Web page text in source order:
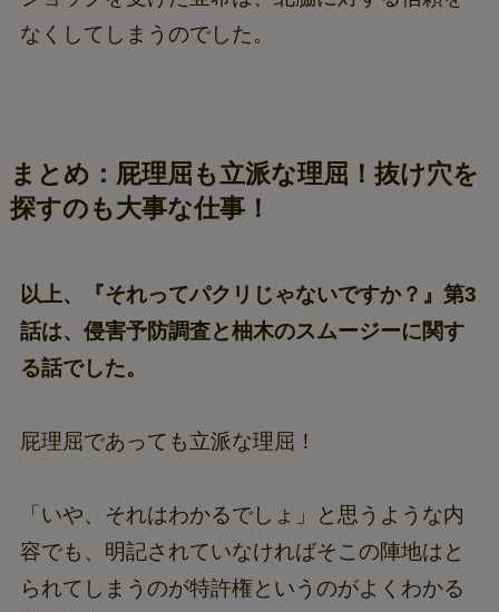
なくしてしまうのでした。
まとめ：屁理屈も立派な理屈！抜け穴を
探すのも大事な仕事！
以上、『それってパクリじゃないですか？』第3
話は、侵害予防調査と柚木のスムージーに関す
る話でした。
屁理屈であっても立派な理屈！
「いや、それはわかるでしょ」と思うような内
容でも、明記されていなければそこの陣地はと
られてしまうのが特許権というのがよくわかる